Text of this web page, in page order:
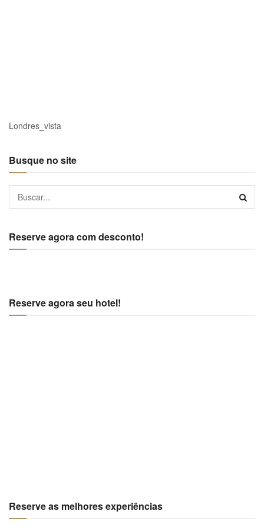
Londres_vista
Busque no site
Reserve agora com desconto!
Reserve agora seu hotel!
Reserve as melhores experiências